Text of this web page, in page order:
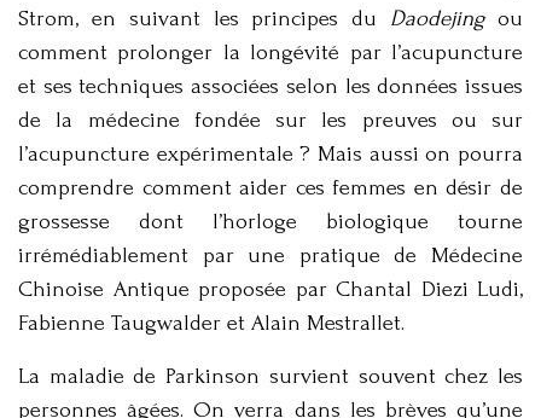
Strom, en suivant les principes du Daodejingou
comment prolonger la longévité par l’acupuncture
et ses techniques associées selon les données issues
de la médecine fondée sur les preuves ou sur
l’acupuncture expérimentale ? Mais aussi on pourra
comprendre comment aider ces femmes en désir de
grossesse dont l’horloge biologique tourne
irrémédiablement par une pratique de Médecine
Chinoise Antique proposée par Chantal Diezi Ludi,
Fabienne Taugwalder et Alain Mestrallet.
La maladie de Parkinson survient souvent chez les
personnes âgées. On verra dans les brèves qu’une